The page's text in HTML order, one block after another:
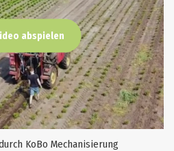
abspielen
KoBo Mechanisierung